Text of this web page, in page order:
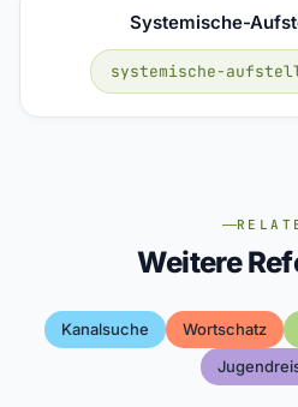
Systemische-
systemische-
Weitere
Kanalsuche Wortschatz